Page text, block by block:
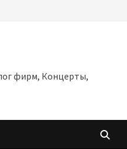
фирм, Концерты,